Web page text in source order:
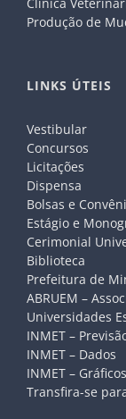
Produção de
LINKS ÚTEIS
Vestibular
Concursos
Licitações
Dispensa
Bolsas e
Estágio e
Cerimonial
Biblioteca
Prefeitura de
ABRUEM –
Universidades
INMET –
INMET – Dados
INMET – Gráficos
Transfira-se